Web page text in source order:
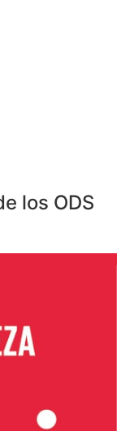
los ODS